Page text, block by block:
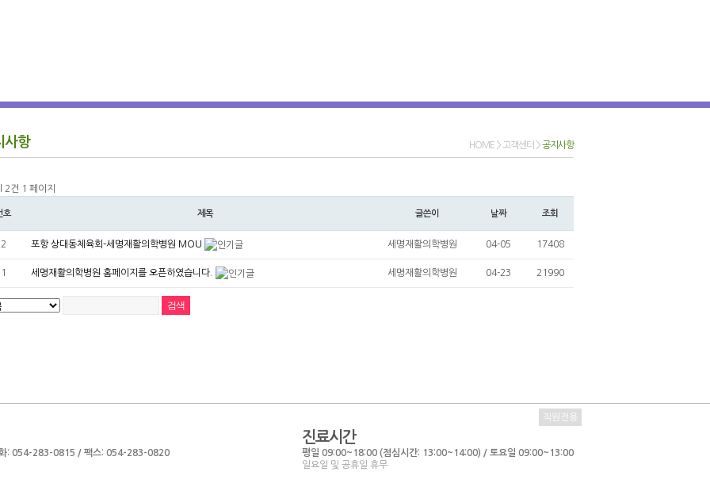
사항 HOME > 고객센터 >공지사항
2건 1 페이지
호 제목 글쓴이 날짜 조회
2 포항 상대동체육회-세명재활의학병원 MOU 세명재활의학병원 04-05 17408
1 세명재활의학병원 홈페이지를 오픈하였습니다. 세명재활의학병원 04-23 21990
화: 054-283-0815 / 팩스: 054-283-0820
진료시간
평일 09:00~18:00 (점심시간: 13:00~14:00) / 토요일 09:00~13:00
일요일 및 공휴일 휴무
직원전용